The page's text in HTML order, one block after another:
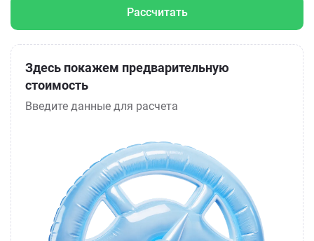
Рассчитать
Здесь покажем предварительную
стоимость
Введите данные для расчета